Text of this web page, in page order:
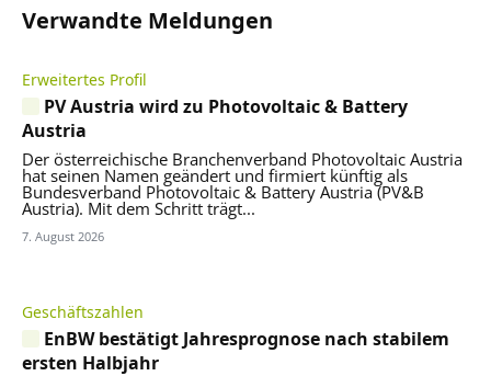
Verwandte Meldungen
Erweitertes Profil
PV Austria wird zu Photovoltaic & Battery
Austria
Der österreichische Branchenverband Photovoltaic Austria
hat seinen Namen geändert und firmiert künftig als
Bundesverband Photovoltaic & Battery Austria (PV&B
Austria). Mit dem Schritt trägt...
7. August 2026
Geschäftszahlen
EnBW bestätigt Jahresprognose nach stabilem
ersten Halbjahr